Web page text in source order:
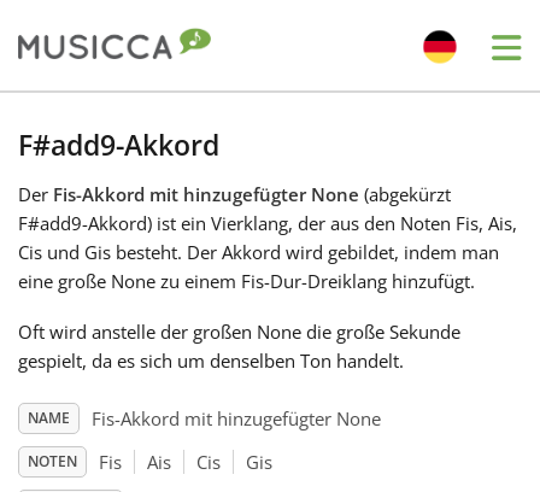
Български
Dansk
Deutsch
F#add9-Akkord
Der Fis-Akkord mit hinzugefügter None (abgekürzt
F#add9-Akkord) ist ein Vierklang, der aus den Noten Fis, Ais,
Cis und Gis besteht. Der Akkord wird gebildet, indem man
eine große None zu einem Fis-Dur-Dreiklang hinzufügt.
Oft wird anstelle der großen None die große Sekunde
gespielt, da es sich um denselben Ton handelt.
NAME Fis-Akkord mit hinzugefügter None
NOTEN Fis Ais Cis Gis